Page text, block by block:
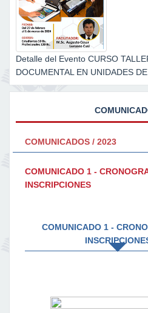
Detalle del Evento CURSO
DOCUMENTAL EN UNIDADES
COMUNICADOS / 2023
COMUNICADO 1 -
INSCRIPCIONES
COMUNICADO 1 -